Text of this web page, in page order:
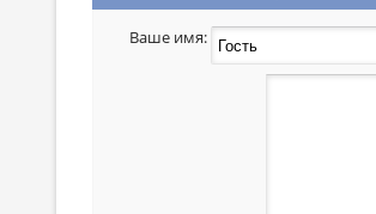
Ваше имя: